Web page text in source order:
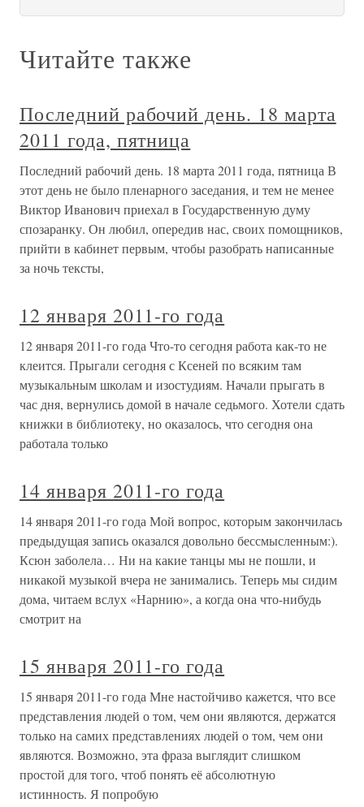
Читайте также
Последний рабочий день. 18 марта
2011 года, пятница
Последний рабочий день. 18 марта 2011 года, пятница В
этот день не было пленарного заседания, и тем не менее
Виктор Иванович приехал в Государственную думу
спозаранку. Он любил, опередив нас, своих помощников,
прийти в кабинет первым, чтобы разобрать написанные
за ночь тексты,
12 января 2011-го года
12 января 2011-го года Что-то сегодня работа как-то не
клеится. Прыгали сегодня с Ксеней по всяким там
музыкальным школам и изостудиям. Начали прыгать в
час дня, вернулись домой в начале седьмого. Хотели сдать
книжки в библиотеку, но оказалось, что сегодня она
работала только
14 января 2011-го года
14 января 2011-го года Мой вопрос, которым закончилась
предыдущая запись оказался довольно бессмысленным:).
Ксюн заболела… Ни на какие танцы мы не пошли, и
никакой музыкой вчера не занимались. Теперь мы сидим
дома, читаем вслух «Нарнию», а когда она что-нибудь
смотрит на
15 января 2011-го года
15 января 2011-го года Мне настойчиво кажется, что все
представления людей о том, чем они являются, держатся
только на самих представлениях людей о том, чем они
являются. Возможно, эта фраза выглядит слишком
простой для того, чтоб понять её абсолютную
истинность. Я попробую